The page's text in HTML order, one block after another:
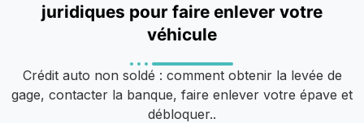
juridiques pour faire enlever votre
véhicule
Crédit auto non soldé : comment obtenir la levée de
gage, contacter la banque, faire enlever votre épave et
débloquer..